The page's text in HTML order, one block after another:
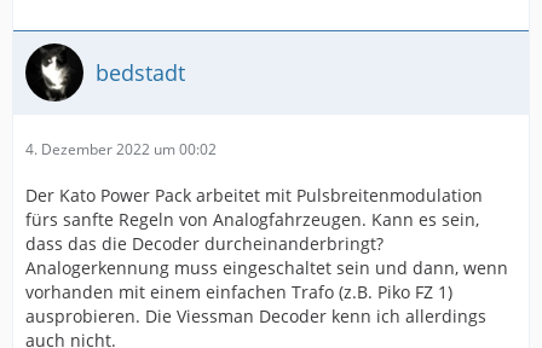
bedstadt
4. Dezember 2022 um 00:02
Der Kato Power Pack arbeitet mit Pulsbreitenmodulation
fürs sanfte Regeln von Analogfahrzeugen. Kann es sein,
dass das die Decoder durcheinanderbringt?
Analogerkennung muss eingeschaltet sein und dann, wenn
vorhanden mit einem einfachen Trafo (z.B. Piko FZ 1)
ausprobieren. Die Viessman Decoder kenn ich allerdings
auch nicht.